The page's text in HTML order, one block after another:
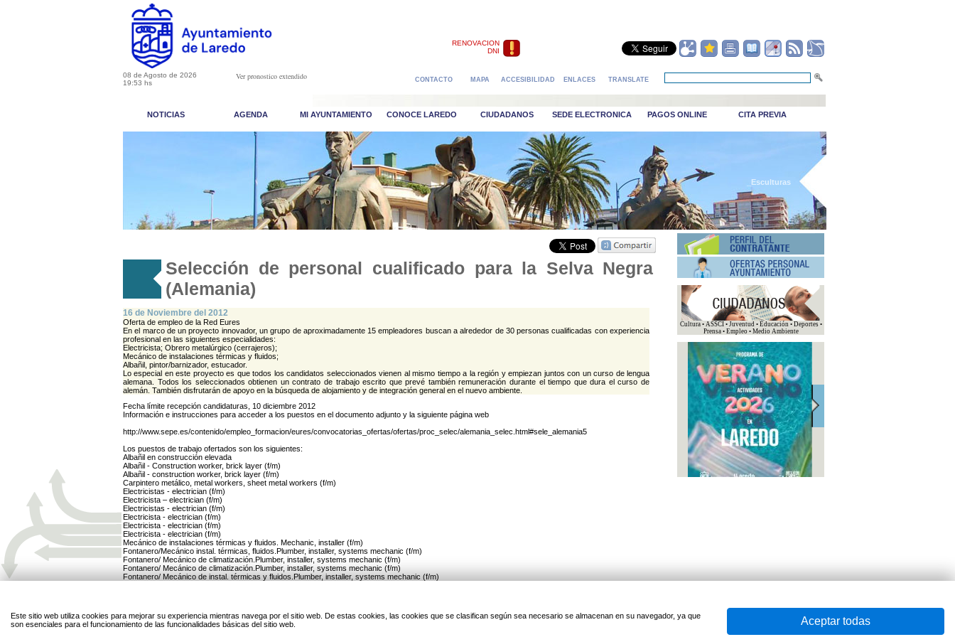
RENOVACION
DNI
08 de Agosto de 2026
19:53 hs
Ver pronostico extendido CONTACTO MAPA ACCESIBILIDAD ENLACES TRANSLATE
NOTICIAS AGENDA MI AYUNTAMIENTO CONOCE LAREDO CIUDADANOS SEDE ELECTRONICA PAGOS ONLINE CITA PREVIA
_Esculturas
Selección de personal cualificado para la Selva Negra
(Alemania)
16 de Noviembre del 2012
Oferta de empleo de la Red Eures
En el marco de un proyecto innovador, un grupo de aproximadamente 15 empleadores buscan a alrededor de 30 personas cualificadas con experiencia
profesional en las siguientes especialidades:
Electricista; Obrero metalúrgico (cerrajeros);
Mecánico de instalaciones térmicas y fluidos;
Albañil, pintor/barnizador, estucador.
Lo especial en este proyecto es que todos los candidatos seleccionados vienen al mismo tiempo a la región y empiezan juntos con un curso de lengua
alemana. Todos los seleccionados obtienen un contrato de trabajo escrito que prevé también remuneración durante el tiempo que dura el curso de
alemán. También disfrutarán de apoyo en la búsqueda de alojamiento y de integración general en el nuevo ambiente.
Fecha límite recepción candidaturas, 10 diciembre 2012
Información e instrucciones para acceder a los puestos en el documento adjunto y la siguiente página web
http://www.sepe.es/contenido/empleo_formacion/eures/convocatorias_ofertas/ofertas/proc_selec/alemania_selec.html#sele_alemania5
Los puestos de trabajo ofertados son los siguientes:
Albañil en construcción elevada
Albañil - Construction worker, brick layer (f/m)
Albañil - construction worker, brick layer (f/m)
Carpintero metálico, metal workers, sheet metal workers (f/m)
Electricistas - electrician (f/m)
Electricista – electrician (f/m)
Electricistas - electrician (f/m)
Electricista - electrician (f/m)
Electricista - electrician (f/m)
Electricista - electrician (f/m)
Mecánico de instalaciones térmicas y fluidos. Mechanic, installer (f/m)
Fontanero/Mecánico instal. térmicas, fluidos.Plumber, installer, systems mechanic (f/m)
Fontanero/ Mecánico de climatización.Plumber, installer, systems mechanic (f/m)
Fontanero/ Mecánico de climatización.Plumber, installer, systems mechanic (f/m)
Fontanero/ Mecánico de instal. térmicas y fluidos.Plumber, installer, systems mechanic (f/m)
Pintor - painter (f/m)
Estucador - Yesista - Escayolista.Plasterer (f/m)
Cultura • ASSCI • Juventud • Educación • Deportes •
Prensa • Empleo • Medio Ambiente
Este sitio web utiliza cookies para mejorar su experiencia mientras navega por el sitio web. De estas cookies, las cookies que se clasifican según sea necesario se almacenan en su navegador, ya que
son esenciales para el funcionamiento de las funcionalidades básicas del sitio web.
Aceptar todas